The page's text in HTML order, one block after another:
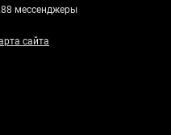
мессенджеры
сайта